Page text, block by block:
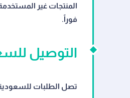
فوراً.
التوصيل
تصل الطلبات للسعودية والإمارات وسائر الخليج